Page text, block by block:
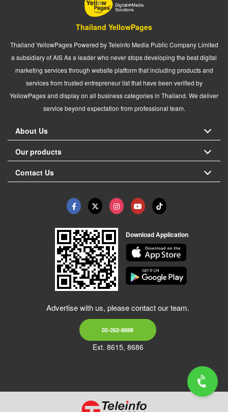
Thailand YellowPages
Thailand YellowPages Powered by Teleinfo Media Public Company Limited
a subsidiary of AIS As a leader who never stops developing the best digital
marketing services through website platform that including products and
services from trusted entrepreneur list that have been verified by
YellowPages and display on all business categories in Thailand. We deliver
service beyond expectation from professional team.
About Us
Our products
Contact Us
Download Application
Advertise with us, please contact our team.
02-262-8888
Ext. 8615, 8686